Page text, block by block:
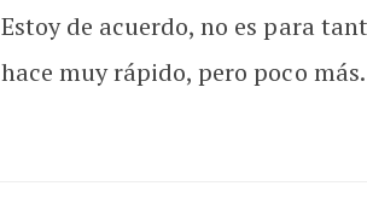
Estoy de acuerdo, no es para
hace muy rápido, pero poco más.